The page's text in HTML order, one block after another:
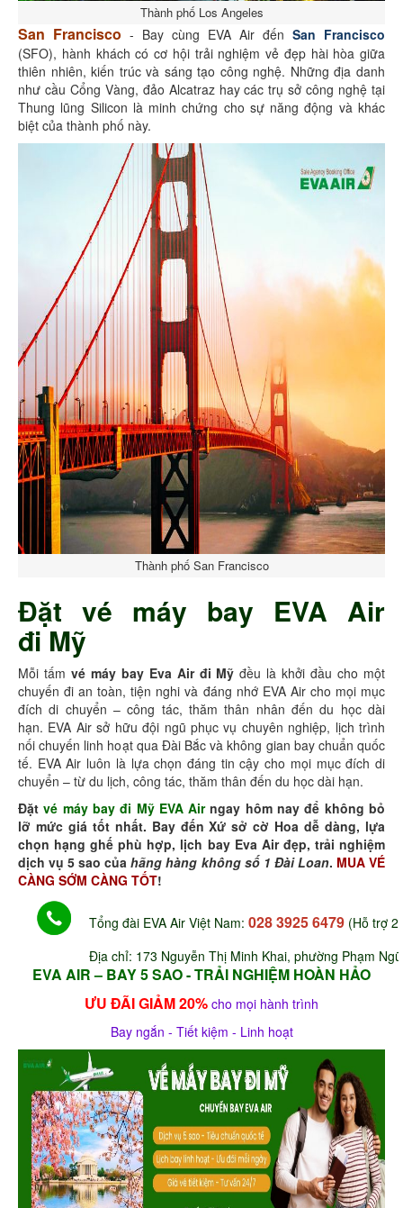
Thành phố Los Angeles
San Francisco - Bay cùng EVA Air đến San Francisco
(SFO), hành khách có cơ hội trải nghiệm vẻ đẹp hài hòa giữa
thiên nhiên, kiến trúc và sáng tạo công nghệ. Những địa danh
như cầu Cổng Vàng, đảo Alcatraz hay các trụ sở công nghệ tại
Thung lũng Silicon là minh chứng cho sự năng động và khác
biệt của thành phố này.
Thành phố San Francisco
Đặt vé máy bay EVA Air
đi Mỹ
Mỗi tấm vé máy bay Eva Air đi Mỹ đều là khởi đầu cho một
chuyến đi an toàn, tiện nghi và đáng nhớ EVA Air cho mọi mục
đích di chuyển – công tác, thăm thân nhân đến du học dài
hạn. EVA Air sở hữu đội ngũ phục vụ chuyên nghiệp, lịch trình
nối chuyến linh hoạt qua Đài Bắc và không gian bay chuẩn quốc
tế. EVA Air luôn là lựa chọn đáng tin cậy cho mọi mục đích di
chuyển – từ du lịch, công tác, thăm thân đến du học dài hạn.
Đặtvé máy bay đi Mỹ EVA Airngay hôm nay để không bỏ
lỡ mức giá tốt nhất. Bay đến Xứ sở cờ Hoa dễ dàng, lựa
chọn hạng ghế phù hợp, lịch bay Eva Air đẹp, trải nghiệm
dịch vụ 5 sao củahãng hàng không số 1 Đài Loan. MUA VÉ
CÀNG SỚM CÀNG TỐT!
Tổng đài EVA Air Việt Nam: 028 3925 6479 (Hỗ trợ
Địa chỉ: 173 Nguyễn Thị Minh Khai, phường Phạm
EVA AIR – BAY 5 SAO - TRẢI NGHIỆM HOÀN HẢO
ƯU ĐÃI GIẢM 20% cho mọi hành trình
Bay ngắn - Tiết kiệm - Linh hoạt